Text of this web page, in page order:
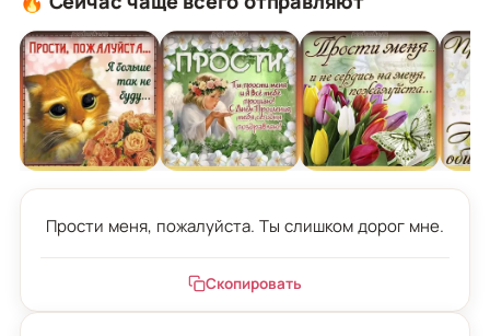
Прости меня, пожалуйста. Ты слишком дорог мне.
Скопировать